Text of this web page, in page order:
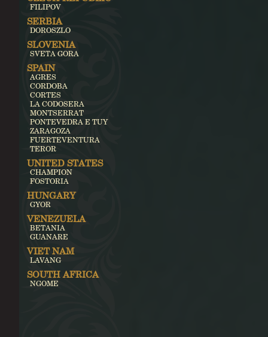
FILIPOV
SERBIA
DOROSZLO
SLOVENIA
SVETA GORA
SPAIN
AGRES
CORDOBA
CORTES
LA CODOSERA
MONTSERRAT
PONTEVEDRA E TUY
ZARAGOZA
FUERTEVENTURA
TEROR
UNITED STATES
CHAMPION
FOSTORIA
HUNGARY
GYOR
VENEZUELA
BETANIA
GUANARE
VIET NAM
LAVANG
SOUTH AFRICA
NGOME